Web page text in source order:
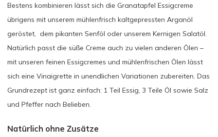
Bestens kombinieren lässt sich die Granatapfel Essigcreme
übrigens mit unserem mühlenfrisch kaltgepressten Arganöl
geröstet, dem pikanten Senföl oder unserem Kernigen Salatöl.
Natürlich passt die süße Creme auch zu vielen anderen Ölen –
mit unseren feinen Essigcremes und mühlenfrischen Ölen lässt
sich eine Vinaigrette in unendlichen Variationen zubereiten. Das
Grundrezept ist ganz einfach: 1 Teil Essig, 3 Teile Öl sowie Salz
und Pfeffer nach Belieben.
Natürlich ohne Zusätze